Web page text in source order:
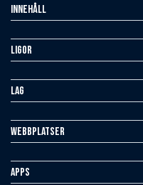
Innehåll
Ligor
Lag
Webbplatser
Apps